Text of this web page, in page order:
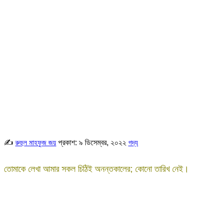
✍রুহুল মাহফুজ জয় প্রকাশ: ৯ ডিসেম্বর, ২০২২ গদ্য
তোমাকে লেখা আমার সকল চিঠিই অনন্তকালের; কোনো তারিখ নেই।